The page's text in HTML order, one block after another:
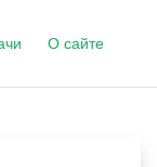
О сайте